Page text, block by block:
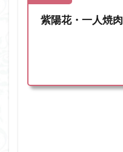
紫陽花・一人焼肉